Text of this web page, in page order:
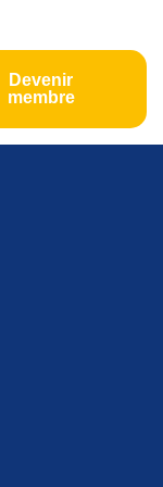
Devenir
membre